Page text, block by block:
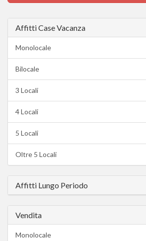
Affitti Case Vacanza
Monolocale
Bilocale
3 Locali
4 Locali
5 Locali
Oltre 5 Locali
Affitti Lungo Periodo
Vendita
Monolocale